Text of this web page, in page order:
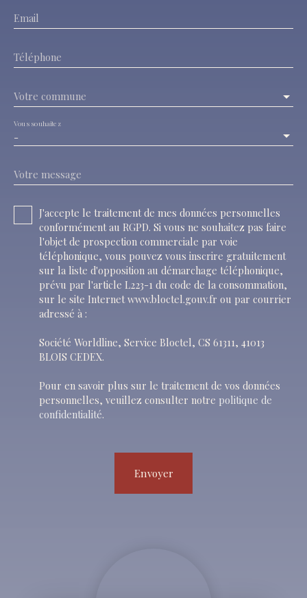
Email
Téléphone
Votre commune
-
Vous souhaitez
Votre message
J'accepte le traitement de mes données personnelles
conformément au RGPD. Si vous ne souhaitez pas faire
l'objet de prospection commerciale par voie
téléphonique, vous pouvez vous inscrire gratuitement
sur la liste d'opposition au démarchage téléphonique,
prévu par l'article L223-1 du code de la consommation,
sur le site Internet www.bloctel.gouv.fr ou par courrier
adressé à :
Société Worldline, Service Bloctel, CS 61311, 41013
BLOIS CEDEX.
Pour en savoir plus sur le traitement de vos données
personnelles, veuillez consulter notre politique de
confidentialité.
Envoyer